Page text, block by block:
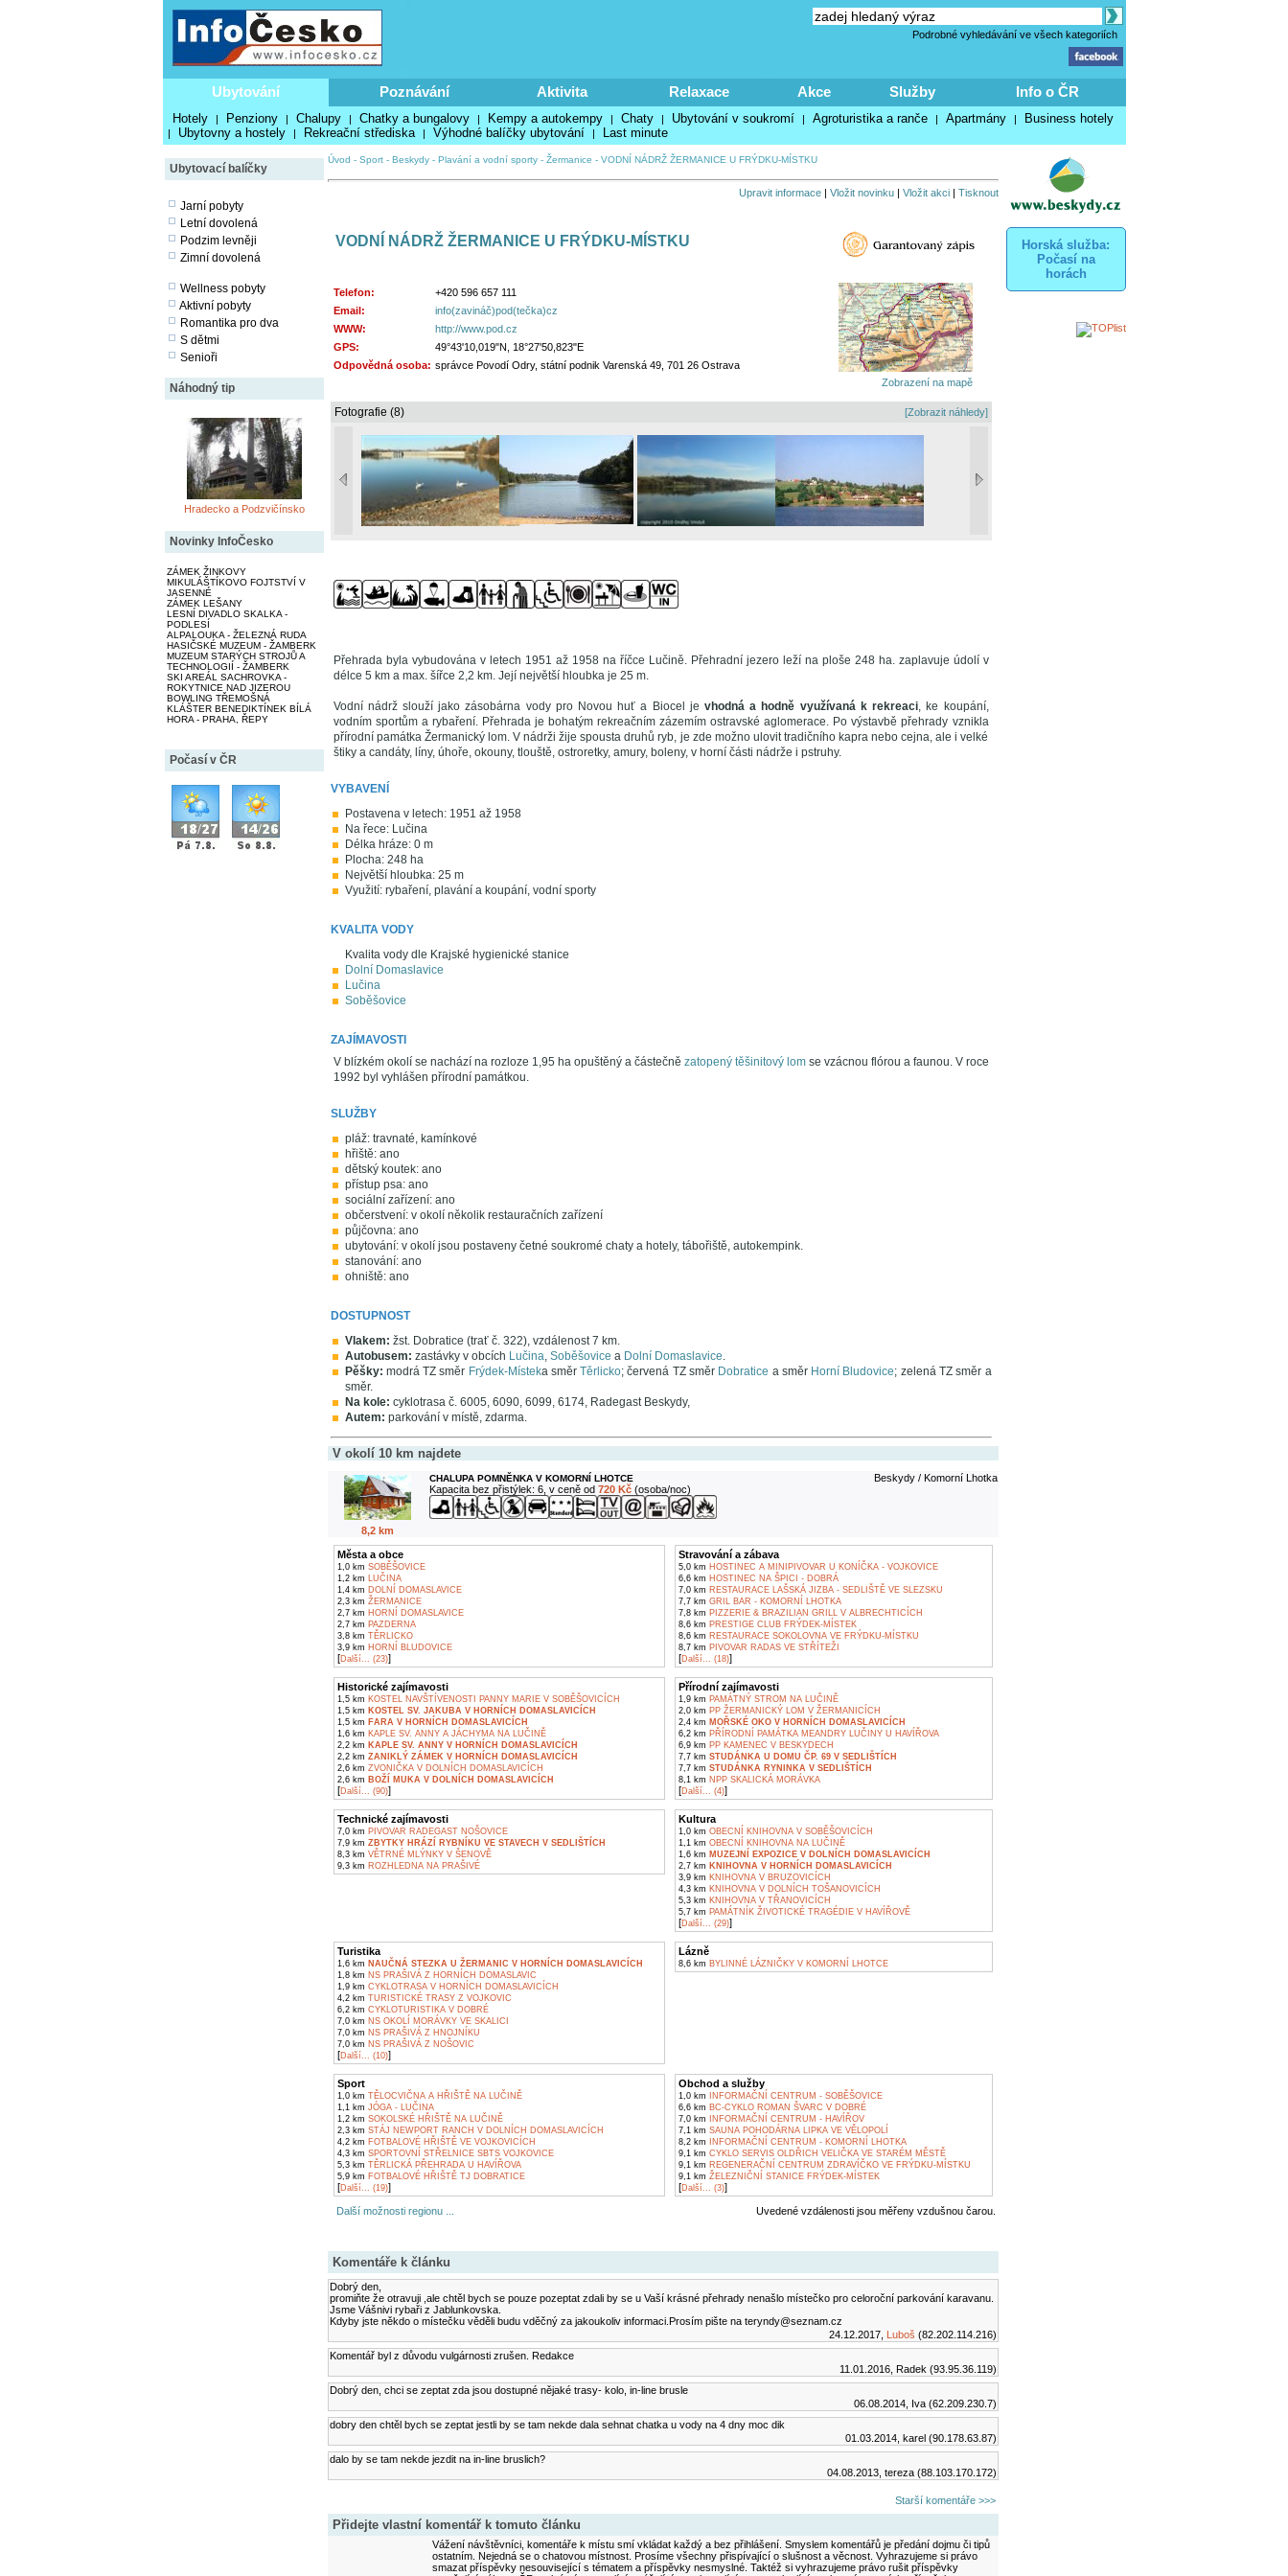
Podrobné vyhledávání ve všech kategoriích
Ubytování Poznávání Aktivita Relaxace Akce Služby Info o ČR
Hotely | Penziony | Chalupy | Chatky a bungalovy | Kempy a autokempy | Chaty | Ubytování v soukromí | Agroturistika a ranče | Apartmány | Business hotely
| Ubytovny a hostely | Rekreační střediska | Výhodné balíčky ubytování | Last minute
Ubytovací balíčky
Jarní pobyty
Letní dovolená
Podzim levněji
Zimní dovolená
Wellness pobyty
Aktivní pobyty
Romantika pro dva
S dětmi
Senioři
Náhodný tip
Hradecko a Podzvičínsko
Novinky InfoČesko
ZÁMEK ŽINKOVY
MIKULÁŠTÍKOVO FOJTSTVÍ V
JASENNÉ
ZÁMEK LEŠANY
LESNÍ DIVADLO SKALKA -
PODLESÍ
ALPALOUKA - ŽELEZNÁ RUDA
HASIČSKÉ MUZEUM - ŽAMBERK
MUZEUM STARÝCH STROJŮ A
TECHNOLOGIÍ - ŽAMBERK
SKI AREÁL SACHROVKA -
ROKYTNICE NAD JIZEROU
BOWLING TŘEMOŠNÁ
KLÁŠTER BENEDIKTÍNEK BÍLÁ
HORA - PRAHA, ŘEPY
Počasí v ČR
Úvod - Sport- Beskydy- Plavání a vodní sporty- Žermanice - VODNÍ NÁDRŽ ŽERMANICE U FRÝDKU-MÍSTKU
Upravit informace| Vložit novinku| Vložit akci| Tisknout
VODNÍ NÁDRŽ ŽERMANICE U FRÝDKU-MÍSTKU
Telefon:
+420 596 657 111
Email:
info(zavináč)pod(tečka)cz
WWW:
http://www.pod.cz
GPS:
49°43'10,019"N, 18°27'50,823"E
Odpovědná osoba: správce Povodí Odry, státní podnik Varenská 49, 701 26 Ostrava
Zobrazení na mapě
Fotografie (8) [Zobrazit náhledy]
Přehrada byla vybudována v letech 1951 až 1958 na říčce Lučině. Přehradní jezero leží na ploše 248 ha. zaplavuje údolí v
délce 5 km a max. šířce 2,2 km. Její největší hloubka je 25 m.
Vodní nádrž slouží jako zásobárna vody pro Novou huť a Biocel jevhodná a hodně využívaná k rekreaci, ke koupání,
vodním sportům a rybaření. Přehrada je bohatým rekreačním zázemím ostravské aglomerace. Po výstavbě přehrady vznikla
přírodní památka Žermanický lom. V nádrži žije spousta druhů ryb, je zde možno ulovit tradičního kapra nebo cejna, ale i velké
štiky a candáty, líny, úhoře, okouny, tlouště, ostroretky, amury, boleny, v horní části nádrže i pstruhy.
VYBAVENÍ
Postavena v letech: 1951 až 1958
Na řece: Lučina
Délka hráze: 0 m
Plocha: 248 ha
Největší hloubka: 25 m
Využití: rybaření, plavání a koupání, vodní sporty
KVALITA VODY
Kvalita vody dle Krajské hygienické stanice
Dolní Domaslavice
Lučina
Soběšovice
ZAJÍMAVOSTI
V blízkém okolí se nachází na rozloze 1,95 ha opuštěný a částečně zatopený těšinitový lomse vzácnou flórou a faunou. V roce
1992 byl vyhlášen přírodní památkou.
SLUŽBY
pláž: travnaté, kamínkové
hřiště: ano
dětský koutek: ano
přístup psa: ano
sociální zařízení: ano
občerstvení: v okolí několik restauračních zařízení
půjčovna: ano
ubytování: v okolí jsou postaveny četné soukromé chaty a hotely, tábořiště, autokempink.
stanování: ano
ohniště: ano
DOSTUPNOST
Vlakem: žst. Dobratice (trať č. 322), vzdálenost 7 km.
Autobusem: zastávky v obcích Lučina, Soběšovice a Dolní Domaslavice.
Pěšky: modrá TZ směr Frýdek-Místeka směrTěrlicko; červená TZ směr Dobratice a směr Horní Bludovice; zelená TZ směr a
směr.
Na kole: cyklotrasa č. 6005, 6090, 6099, 6174, Radegast Beskydy,
Autem: parkování v místě, zdarma.
V okolí 10 km najdete
8,2 km
CHALUPA POMNĚNKA V KOMORNÍ LHOTCE
Beskydy / Komorní Lhotka
Kapacita bez přistýlek: 6, v ceně od 720 Kč(osoba/noc)
Města a obce
1,0 km SOBĚŠOVICE
1,2 km LUČINA
1,4 km DOLNÍ DOMASLAVICE
2,3 km ŽERMANICE
2,7 km HORNÍ DOMASLAVICE
2,7 km PAZDERNA
3,8 km TĚRLICKO
3,9 km HORNÍ BLUDOVICE
[Další... (23)]
Stravování a zábava
5,0 km HOSTINEC A MINIPIVOVAR U KONÍČKA - VOJKOVICE
6,6 km HOSTINEC NA ŠPICI - DOBRÁ
7,0 km RESTAURACE LAŠSKÁ JIZBA - SEDLIŠTĚ VE SLEZSKU
7,7 km GRIL BAR - KOMORNÍ LHOTKA
7,8 km PIZZERIE & BRAZILIAN GRILL V ALBRECHTICÍCH
8,6 km PRESTIGE CLUB FRÝDEK-MÍSTEK
8,6 km RESTAURACE SOKOLOVNA VE FRÝDKU-MÍSTKU
8,7 km PIVOVAR RADAS VE STŘÍTEŽI
[Další... (18)]
Historické zajímavosti
1,5 km KOSTEL NAVŠTÍVENOSTI PANNY MARIE V SOBĚŠOVICÍCH
1,5 km KOSTEL SV. JAKUBA V HORNÍCH DOMASLAVICÍCH
1,5 km FARA V HORNÍCH DOMASLAVICÍCH
1,6 km KAPLE SV. ANNY A JÁCHYMA NA LUČINĚ
2,2 km KAPLE SV. ANNY V HORNÍCH DOMASLAVICÍCH
2,2 km ZANIKLÝ ZÁMEK V HORNÍCH DOMASLAVICÍCH
2,6 km ZVONIČKA V DOLNÍCH DOMASLAVICÍCH
2,6 km BOŽÍ MUKA V DOLNÍCH DOMASLAVICÍCH
[Další... (90)]
Přírodní zajímavosti
1,9 km PAMÁTNÝ STROM NA LUČINĚ
2,0 km PP ŽERMANICKÝ LOM V ŽERMANICÍCH
2,4 km MOŘSKÉ OKO V HORNÍCH DOMASLAVICÍCH
6,2 km PŘÍRODNÍ PAMÁTKA MEANDRY LUČINY U HAVÍŘOVA
6,9 km PP KAMENEC V BESKYDECH
7,7 km STUDÁNKA U DOMU ČP. 69 V SEDLIŠTÍCH
7,7 km STUDÁNKA RYNINKA V SEDLIŠTÍCH
8,1 km NPP SKALICKÁ MORÁVKA
[Další... (4)]
Technické zajímavosti
7,0 km PIVOVAR RADEGAST NOŠOVICE
7,9 km ZBYTKY HRÁZÍ RYBNÍKU VE STAVECH V SEDLIŠTÍCH
8,3 km VĚTRNÉ MLÝNKY V ŠENOVĚ
9,3 km ROZHLEDNA NA PRAŠIVÉ
Kultura
1,0 km OBECNÍ KNIHOVNA V SOBĚŠOVICÍCH
1,1 km OBECNÍ KNIHOVNA NA LUČINĚ
1,6 km MUZEJNÍ EXPOZICE V DOLNÍCH DOMASLAVICÍCH
2,7 km KNIHOVNA V HORNÍCH DOMASLAVICÍCH
3,9 km KNIHOVNA V BRUZOVICÍCH
4,3 km KNIHOVNA V DOLNÍCH TOŠANOVICÍCH
5,3 km KNIHOVNA V TŘANOVICÍCH
5,7 km PAMÁTNÍK ŽIVOTICKÉ TRAGÉDIE V HAVÍŘOVĚ
[Další... (29)]
Turistika
1,6 km NAUČNÁ STEZKA U ŽERMANIC V HORNÍCH DOMASLAVICÍCH
1,8 km NS PRAŠIVÁ Z HORNÍCH DOMASLAVIC
1,9 km CYKLOTRASA V HORNÍCH DOMASLAVICÍCH
4,2 km TURISTICKÉ TRASY Z VOJKOVIC
6,2 km CYKLOTURISTIKA V DOBRÉ
7,0 km NS OKOLÍ MORÁVKY VE SKALICI
7,0 km NS PRAŠIVÁ Z HNOJNÍKU
7,0 km NS PRAŠIVÁ Z NOŠOVIC
[Další... (10)]
Lázně
8,6 km BYLINNÉ LÁZNIČKY V KOMORNÍ LHOTCE
Sport
1,0 km TĚLOCVIČNA A HŘIŠTĚ NA LUČINĚ
1,1 km JÓGA - LUČINA
1,2 km SOKOLSKÉ HŘIŠTĚ NA LUČINĚ
2,3 km STÁJ NEWPORT RANCH V DOLNÍCH DOMASLAVICÍCH
4,2 km FOTBALOVÉ HŘIŠTĚ VE VOJKOVICÍCH
4,3 km SPORTOVNÍ STŘELNICE SBTS VOJKOVICE
5,3 km TĚRLICKÁ PŘEHRADA U HAVÍŘOVA
5,9 km FOTBALOVÉ HŘIŠTĚ TJ DOBRATICE
[Další... (19)]
Obchod a služby
1,0 km INFORMAČNÍ CENTRUM - SOBĚŠOVICE
6,6 km BC-CYKLO ROMAN ŠVARC V DOBRÉ
7,0 km INFORMAČNÍ CENTRUM - HAVÍŘOV
7,1 km SAUNA POHODÁRNA LIPKA VE VĚLOPOLÍ
8,2 km INFORMAČNÍ CENTRUM - KOMORNÍ LHOTKA
9,1 km CYKLO SERVIS OLDŘICH VELIČKA VE STARÉM MĚSTĚ
9,1 km REGENERAČNÍ CENTRUM ZDRAVÍČKO VE FRÝDKU-MÍSTKU
9,1 km ŽELEZNIČNÍ STANICE FRÝDEK-MÍSTEK
[Další... (3)]
Další možnosti regionu ... Uvedené vzdálenosti jsou měřeny vzdušnou čarou.
Komentáře k článku
Dobrý den,
promiňte že otravuji ,ale chtěl bych se pouze pozeptat zdali by se u Vaší krásné přehrady nenašlo místečko pro celoroční parkování karavanu.
Jsme Vášnivi rybaři z Jablunkovska.
Kdyby jste někdo o místečku věděli budu vděčný za jakoukoliv informaci.Prosím pište na teryndy@seznam.cz
24.12.2017, Luboš (82.202.114.216)
Komentář byl z důvodu vulgárnosti zrušen. Redakce
11.01.2016, Radek (93.95.36.119)
Dobrý den, chci se zeptat zda jsou dostupné nějaké trasy- kolo, in-line brusle
06.08.2014, Iva (62.209.230.7)
dobry den chtěl bych se zeptat jestli by se tam nekde dala sehnat chatka u vody na 4 dny moc dik
01.03.2014, karel (90.178.63.87)
dalo by se tam nekde jezdit na in-line bruslich?
04.08.2013, tereza (88.103.170.172)
Starší komentáře >>>
Přidejte vlastní komentář k tomuto článku
Vážení návštěvníci, komentáře k místu smí vkládat každý a bez přihlášení. Smyslem komentářů je předání dojmu či tipů
ostatním. Nejedná se o chatovou místnost. Prosíme všechny přispívající o slušnost a věcnost. Vyhrazujeme si právo
smazat příspěvky nesouvisející s tématem a příspěvky nesmyslné. Taktéž si vyhrazujeme právo rušit příspěvky
Horská služba:
Počasí na
horách